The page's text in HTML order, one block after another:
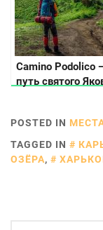
Camino Podolico
путь святого
POSTED IN
TAGGED IN
ОЗЁРА,